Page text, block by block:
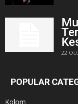
22
POPULAR
Kolom